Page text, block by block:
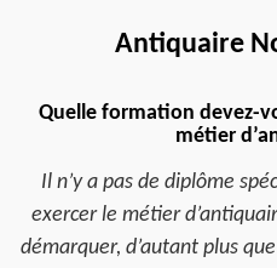
Antiquaire
Quelle formation devez-
métier
Il n’y a pas de diplôme
exercer le métier
démarquer, d’autant plus